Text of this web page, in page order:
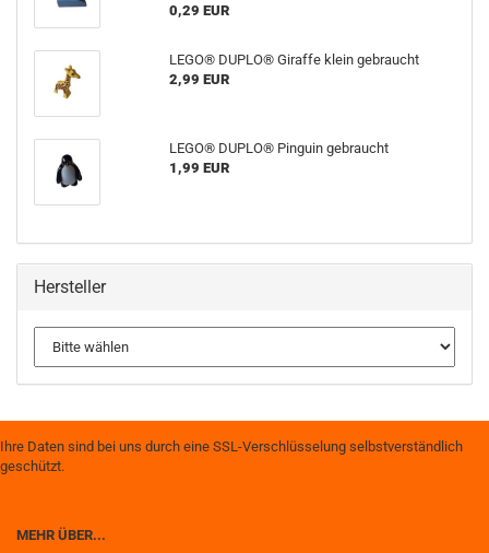
0,29 EUR
LEGO® DUPLO® Giraffe klein gebraucht
2,99 EUR
LEGO® DUPLO® Pinguin gebraucht
1,99 EUR
Hersteller
Ihre Daten sind bei uns durch eine SSL-Verschlüsselung selbstverständlich
geschützt.
MEHR ÜBER...